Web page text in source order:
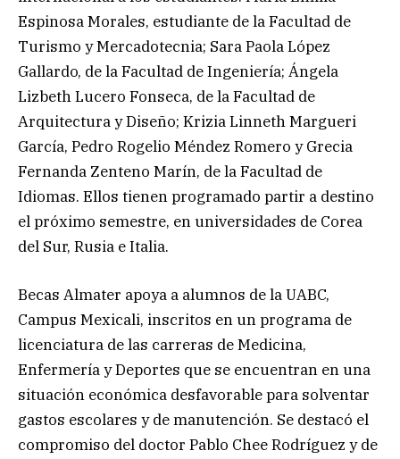
Espinosa Morales, estudiante de la Facultad de
Turismo y Mercadotecnia; Sara Paola López
Gallardo, de la Facultad de Ingeniería; Ángela
Lizbeth Lucero Fonseca, de la Facultad de
Arquitectura y Diseño; Krizia Linneth Margueri
García, Pedro Rogelio Méndez Romero y Grecia
Fernanda Zenteno Marín, de la Facultad de
Idiomas. Ellos tienen programado partir a destino
el próximo semestre, en universidades de Corea
del Sur, Rusia e Italia.
Becas Almater apoya a alumnos de la UABC,
Campus Mexicali, inscritos en un programa de
licenciatura de las carreras de Medicina,
Enfermería y Deportes que se encuentran en una
situación económica desfavorable para solventar
gastos escolares y de manutención. Se destacó el
compromiso del doctor Pablo Chee Rodríguez y de